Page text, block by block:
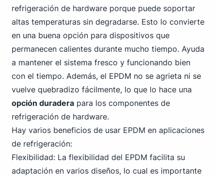
refrigeración de hardware porque puede soportar
altas temperaturas sin degradarse. Esto lo convierte
en una buena opción para dispositivos que
permanecen calientes durante mucho tiempo. Ayuda
a mantener el sistema fresco y funcionando bien
con el tiempo. Además, el EPDM no se agrieta ni se
vuelve quebradizo fácilmente, lo que lo hace una
opción duradera para los componentes de
refrigeración de hardware.
Hay varios beneficios de usar EPDM en aplicaciones
de refrigeración:
Flexibilidad: La flexibilidad del EPDM facilita su
adaptación en varios diseños, lo cual es importante